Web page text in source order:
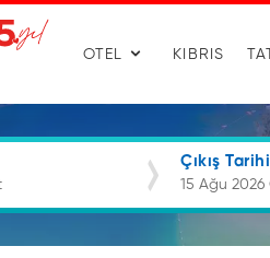
OTEL KIBRIS
Çıkış Tarihi